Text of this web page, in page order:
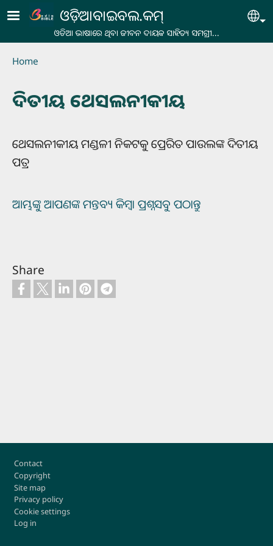
Skip to main content
ଓଡ଼ିଆବାଇବଲ.କମ୍
ଓଡିଆ ଭାଷାରେ ଥିବା ଜୀବନ ଦାୟକ ସାହିତ୍ୟ ସମଗ୍ରୀ...
Breadcrumb
Home
ଦିତୀୟ ଥେସଲନୀକୀୟ
ଥେସଲନୀକୀୟ ମଣ୍ଡଳୀ ନିକଟକୁ ପ୍ରେରିତ ପାଉଲଙ୍କ ଦିତୀୟ
ପତ୍ର
ଆମ୍ଭଙ୍କୁ ଆପଣଙ୍କ ମନ୍ତବ୍ୟ କିମ୍ବା ପ୍ରଶ୍ନସବୁ ପଠାନ୍ତୁ
Share
Footer
Contact
Copyright
Site map
Privacy policy
Cookie settings
Log in